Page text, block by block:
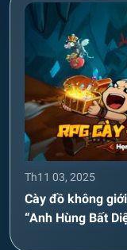
Th11 03, 2025
Cày đồ không
“Anh Hùng Bất